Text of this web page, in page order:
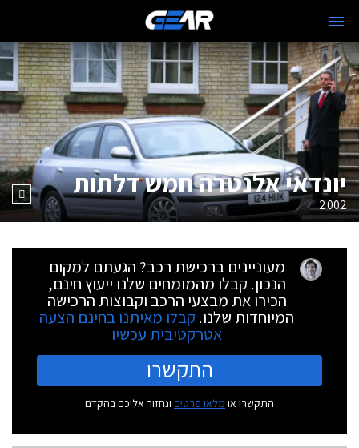
יונדאי אלנטרה חמש דלתות
2002
מעוניינים ברכישת רכב? הגעתם למקום
הנכון. קבלו מהמומחים שלנו ייעוץ חינם,
הכירו את מבצעי הרכב וקבוצות הרכישה
המיוחדות שלנו. קבלו מאיתנו בחינם הצעה
אטרקטיבית עכשיו
התקשרו
התקשרו או מלאו פרטים ונחזור אליכם בהקדם